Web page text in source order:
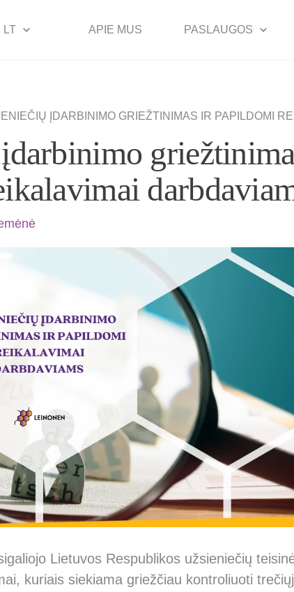
LT APIE MUS PASLAUGOS
ĮDARBINIMO GRIEŽTINIMAS IR PAPILDOMI
Lietuvos Respublikos užsieniečių
, kuriais siekiama griežčiau kontroliuoti